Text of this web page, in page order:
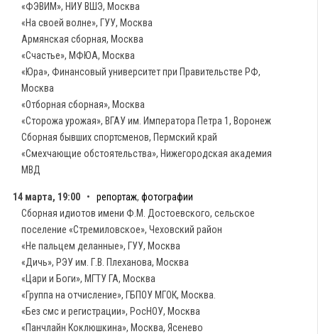
«ФЭВИМ», НИУ ВШЭ, Москва
«На своей волне», ГУУ, Москва
Армянская сборная, Москва
«Счастье», МФЮА, Москва
«Юра», Финансовый университет при Правительстве РФ,
Москва
«Отборная сборная», Москва
«Сторожа урожая», ВГАУ им. Императора Петра 1, Воронеж
Сборная бывших спортсменов, Пермский край
«Смехчающие обстоятельства», Нижегородская академия
МВД
14 марта, 19:00 • репортаж, фотографии
Сборная идиотов имени Ф.М. Достоевского, сельское
поселение «Стремиловское», Чеховский район
«Не пальцем деланные», ГУУ, Москва
«Дичь», РЭУ им. Г.В. Плеханова, Москва
«Цари и Боги», МГТУ ГА, Москва
«Группа на отчисление», ГБПОУ МГОК, Москва.
«Без смс и регистрации», РосНОУ, Москва
«Панчлайн Коклюшкина», Москва, Ясенево